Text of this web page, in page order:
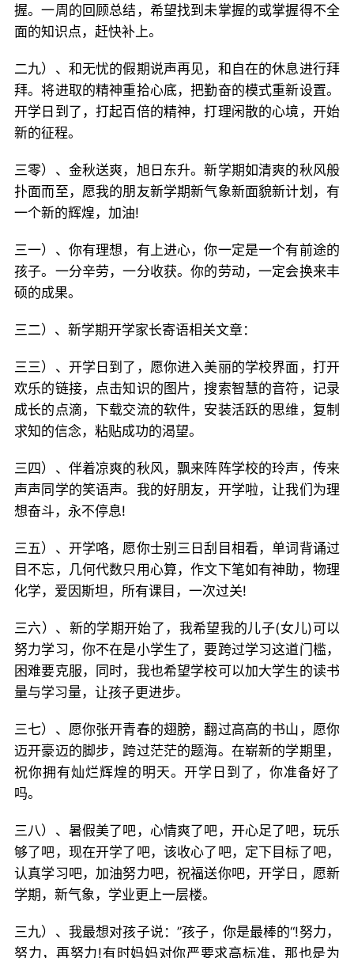
握。一周的回顾总结，希望找到未掌握的或掌握得不全
面的知识点，赶快补上。
二九）、和无忧的假期说声再见，和自在的休息进行拜
拜。将进取的精神重拾心底，把勤奋的模式重新设置。
开学日到了，打起百倍的精神，打理闲散的心境，开始
新的征程。
三零）、金秋送爽，旭日东升。新学期如清爽的秋风般
扑面而至，愿我的朋友新学期新气象新面貌新计划，有
一个新的辉煌，加油!
三一）、你有理想，有上进心，你一定是一个有前途的
孩子。一分辛劳，一分收获。你的劳动，一定会换来丰
硕的成果。
三二）、新学期开学家长寄语相关文章：
三三）、开学日到了，愿你进入美丽的学校界面，打开
欢乐的链接，点击知识的图片，搜索智慧的音符，记录
成长的点滴，下载交流的软件，安装活跃的思维，复制
求知的信念，粘贴成功的渴望。
三四）、伴着凉爽的秋风，飘来阵阵学校的玲声，传来
声声同学的笑语声。我的好朋友，开学啦，让我们为理
想奋斗，永不停息!
三五）、开学咯，愿你士别三日刮目相看，单词背诵过
目不忘，几何代数只用心算，作文下笔如有神助，物理
化学，爱因斯坦，所有课目，一次过关!
三六）、新的学期开始了，我希望我的儿子(女儿)可以
努力学习，你不在是小学生了，要跨过学习这道门槛，
困难要克服，同时，我也希望学校可以加大学生的读书
量与学习量，让孩子更进步。
三七）、愿你张开青春的翅膀，翻过高高的书山，愿你
迈开豪迈的脚步，跨过茫茫的题海。在崭新的学期里，
祝你拥有灿烂辉煌的明天。开学日到了，你准备好了
吗。
三八）、暑假美了吧，心情爽了吧，开心足了吧，玩乐
够了吧，现在开学了吧，该收心了吧，定下目标了吧，
认真学习吧，加油努力吧，祝福送你吧，开学日，愿新
学期，新气象，学业更上一层楼。
三九）、我最想对孩子说：”孩子，你是最棒的“!努力，
努力，再努力!有时妈妈对你严要求高标准，那也是为